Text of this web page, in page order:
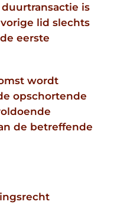
is
lid slechts
eerste
wordt
opschortende
de betreffende